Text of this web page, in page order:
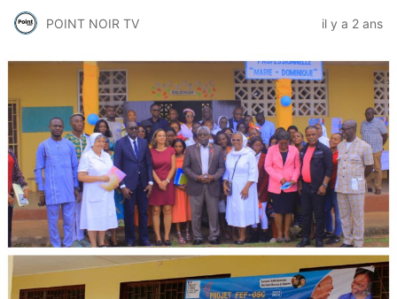
POINT NOIR TV il y a 2 ans